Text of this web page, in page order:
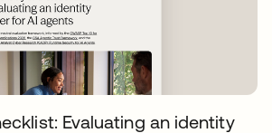
Evaluating an identity